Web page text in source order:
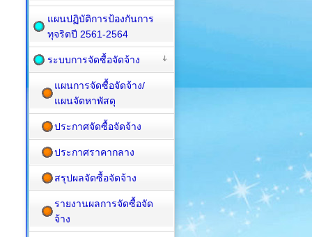
แผนปฏิบัติการป้องกันการ
ทุจริตปี 2561-2564
ระบบการจัดซื้อจัดจ้าง
แผนการจัดซื้อจัดจ้าง/
แผนจัดหาพัสดุ
ประกาศจัดซื้อจัดจ้าง
ประกาศราคากลาง
สรุปผลจัดซื้อจัดจ้าง
รายงานผลการจัดซื้อจัด
จ้าง